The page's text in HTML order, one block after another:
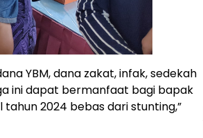
YBM, dana zakat, infak, sedekah
ini dapat bermanfaat bagi bapak
2024 bebas dari stunting,”